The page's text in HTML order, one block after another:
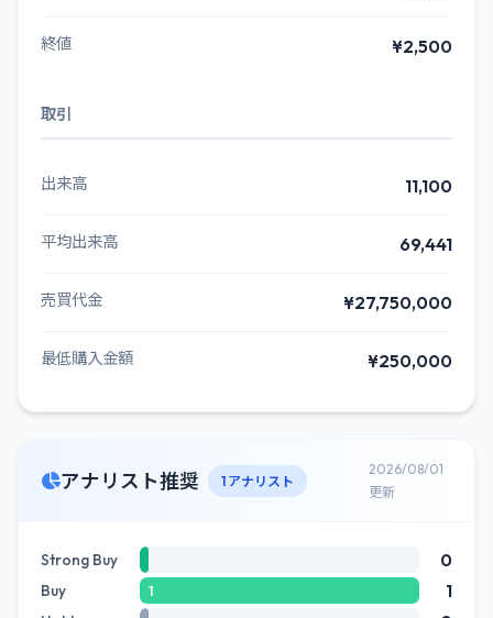
終値 ¥2,500
取引
出来高 11,100
平均出来高 69,441
売買代金 ¥27,750,000
最低購入金額 ¥250,000
アナリスト推奨 1 アナリスト
2026/08/01
更新
Strong Buy 0
Buy 1 1